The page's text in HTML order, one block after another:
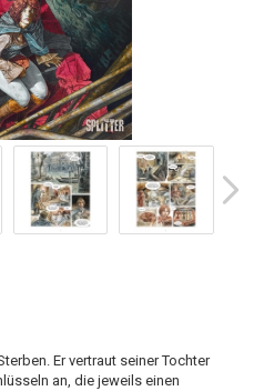
Er vertraut seiner Tochter
an, die jeweils einen